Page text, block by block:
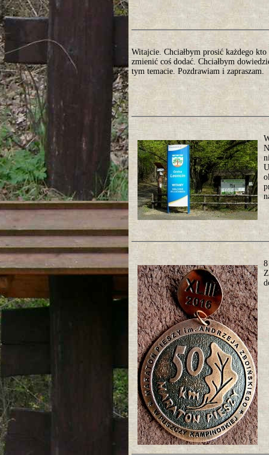
Witajcie. Chciałbym prosić każdego
zmienić coś dodać. Chciałbym
tym temacie. Pozdrawiam i zapraszam.